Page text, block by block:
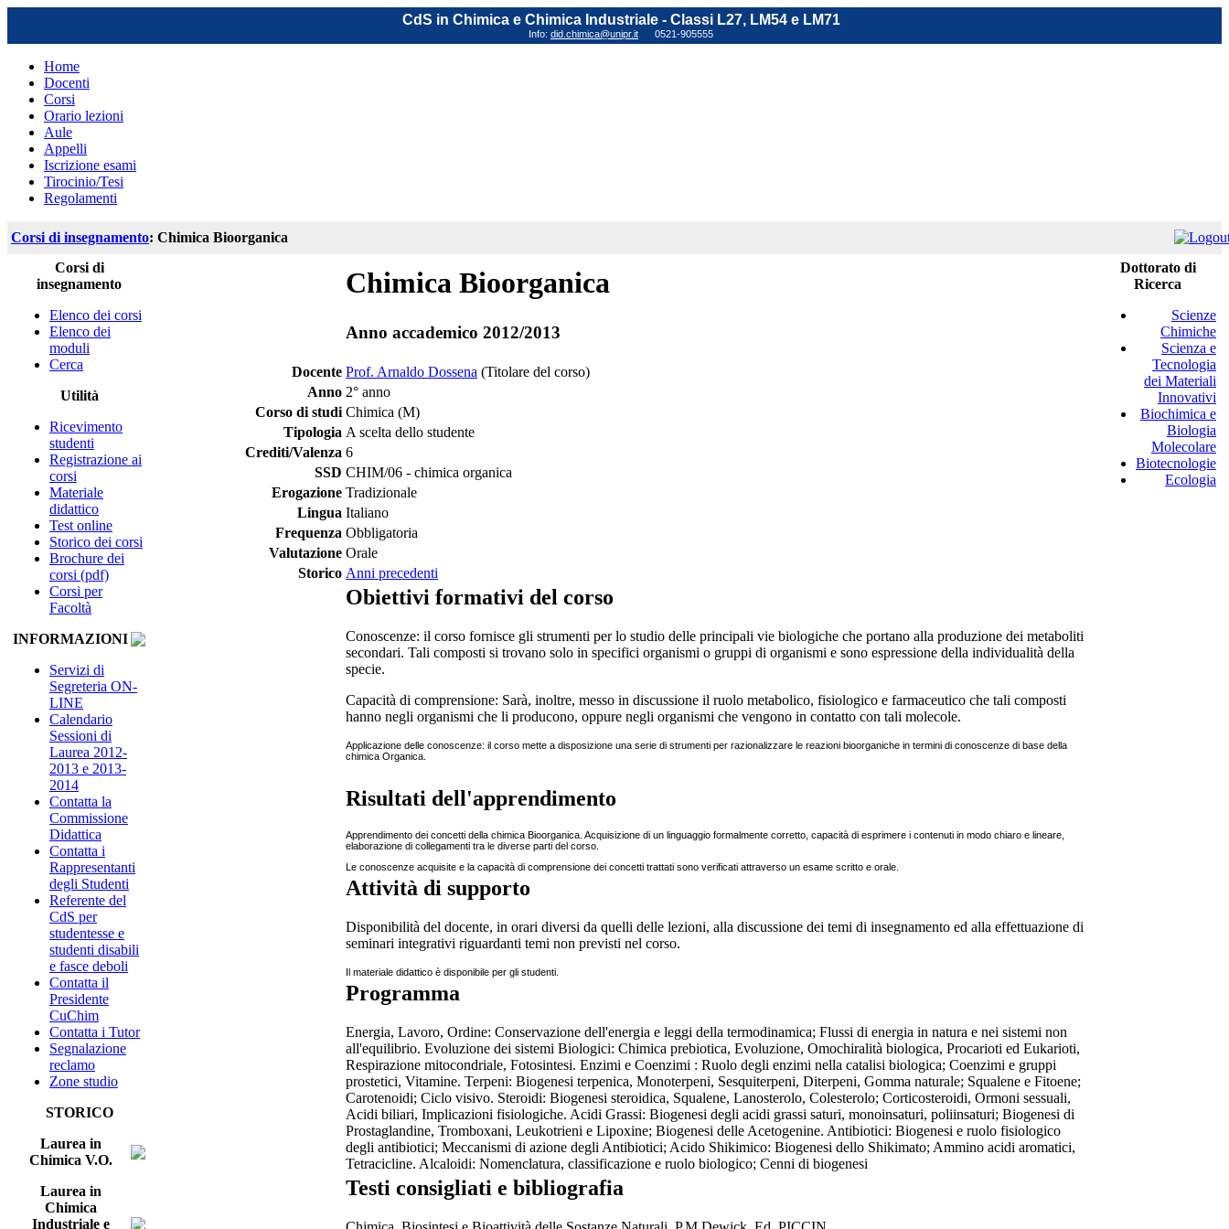
CdS in Chimica e Chimica Industriale - Classi L27, LM54 e LM71
Info: did.chimica@unipr.it 0521-905555
Home
Docenti
Corsi
Orario lezioni
Aule
Appelli
Iscrizione esami
Tirocinio/Tesi
Regolamenti
Corsi di insegnamento: Chimica Bioorganica
Corsi di
insegnamento
Elenco dei corsi
Elenco dei
moduli
Cerca
Utilità
Ricevimento
studenti
Registrazione ai
corsi
Materiale
didattico
Test online
Storico dei corsi
Brochure dei
corsi (pdf)
Corsi per
Facoltà
INFORMAZIONI
Servizi di
Segreteria ON-
LINE
Calendario
Sessioni di
Laurea 2012-
2013 e 2013-
2014
Contatta la
Commissione
Didattica
Contatta i
Rappresentanti
degli Studenti
Referente del
CdS per
studentesse e
studenti disabili
e fasce deboli
Contatta il
Presidente
CuChim
Contatta i Tutor
Segnalazione
reclamo
Zone studio
STORICO
Laurea in
Chimica V.O.
Laurea in
Chimica
Industriale e
Chimica Bioorganica
Anno accademico 2012/2013
Docente Prof. Arnaldo Dossena (Titolare del corso)
Anno 2° anno
Corso di studi Chimica (M)
Tipologia A scelta dello studente
Crediti/Valenza 6
SSD CHIM/06 - chimica organica
Erogazione Tradizionale
Lingua Italiano
Frequenza Obbligatoria
Valutazione Orale
Storico Anni precedenti
Obiettivi formativi del corso
Conoscenze: il corso fornisce gli strumenti per lo studio delle principali vie biologiche che portano alla produzione dei metaboliti
secondari. Tali composti si trovano solo in specifici organismi o gruppi di organismi e sono espressione della individualità della
specie.
Capacità di comprensione: Sarà, inoltre, messo in discussione il ruolo metabolico, fisiologico e farmaceutico che tali composti
hanno negli organismi che li producono, oppure negli organismi che vengono in contatto con tali molecole.
Applicazione delle conoscenze: il corso mette a disposizione una serie di strumenti per razionalizzare le reazioni bioorganiche in termini di conoscenze di base della
chimica Organica.
Risultati dell'apprendimento
Apprendimento dei concetti della chimica Bioorganica. Acquisizione di un linguaggio formalmente corretto, capacità di esprimere i contenuti in modo chiaro e lineare,
elaborazione di collegamenti tra le diverse parti del corso.
Le conoscenze acquisite e la capacità di comprensione dei concetti trattati sono verificati attraverso un esame scritto e orale.
Attività di supporto
Disponibilità del docente, in orari diversi da quelli delle lezioni, alla discussione dei temi di insegnamento ed alla effettuazione di
seminari integrativi riguardanti temi non previsti nel corso.
Il materiale didattico è disponibile per gli studenti.
Programma
Energia, Lavoro, Ordine: Conservazione dell'energia e leggi della termodinamica; Flussi di energia in natura e nei sistemi non
all'equilibrio. Evoluzione dei sistemi Biologici: Chimica prebiotica, Evoluzione, Omochiralità biologica, Procarioti ed Eukarioti,
Respirazione mitocondriale, Fotosintesi. Enzimi e Coenzimi : Ruolo degli enzimi nella catalisi biologica; Coenzimi e gruppi
prostetici, Vitamine. Terpeni: Biogenesi terpenica, Monoterpeni, Sesquiterpeni, Diterpeni, Gomma naturale; Squalene e Fitoene;
Carotenoidi; Ciclo visivo. Steroidi: Biogenesi steroidica, Squalene, Lanosterolo, Colesterolo; Corticosteroidi, Ormoni sessuali,
Acidi biliari, Implicazioni fisiologiche. Acidi Grassi: Biogenesi degli acidi grassi saturi, monoinsaturi, poliinsaturi; Biogenesi di
Prostaglandine, Tromboxani, Leukotrieni e Lipoxine; Biogenesi delle Acetogenine. Antibiotici: Biogenesi e ruolo fisiologico
degli antibiotici; Meccanismi di azione degli Antibiotici; Acido Shikimico: Biogenesi dello Shikimato; Ammino acidi aromatici,
Tetracicline. Alcaloidi: Nomenclatura, classificazione e ruolo biologico; Cenni di biogenesi
Testi consigliati e bibliografia
Dottorato di
Ricerca
Scienze
Chimiche
Scienza e
Tecnologia
dei Materiali
Innovativi
Biochimica e
Biologia
Molecolare
Biotecnologie
Ecologia